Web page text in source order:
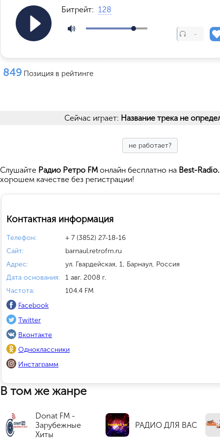
Битрейт: 128
-
849 Позиция в рейтинге
Сейчас играет: Название трека не
не работает?
Cлушайте Радио Ретро FM онлайн бесплатно на Best-
хорошем качестве без регистрации!
Контактная информация
Телефон:
+ 7 (3852) 27-18-16
Сайт:
barnaul.retrofm.ru
Адрес:
ул. Гвардейская, 1, Барнаул, Россия
Дата основания:
1 авг. 2008 г.
Частота:
104.4 FM
Facebook
Twitter
Вконтакте
Одноклассники
Инстаграмм
В том же жанре
Donat FM -
Зарубежные
Хиты
РАДИО ДЛЯ ВАС